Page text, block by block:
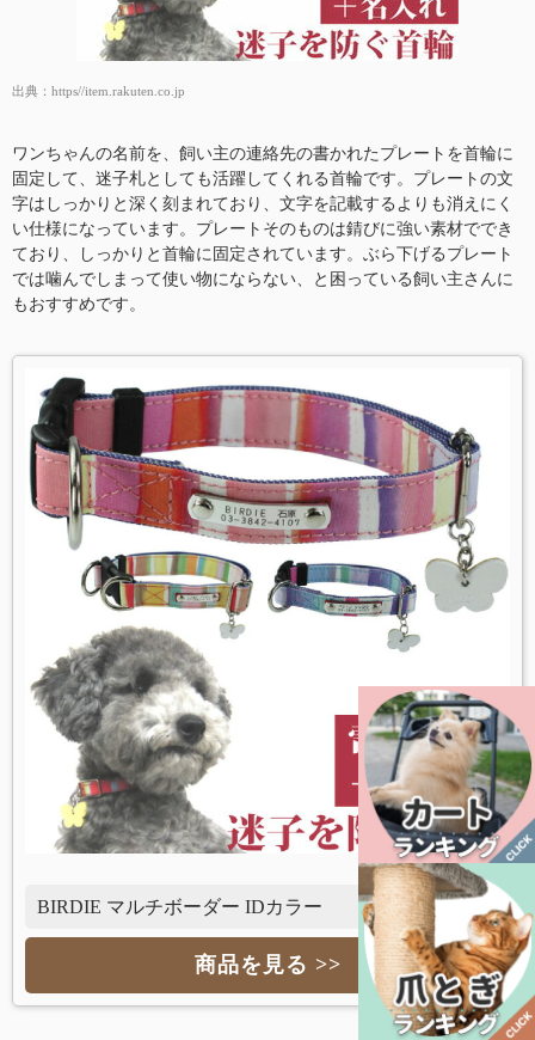
出典： https//item.rakuten.co.jp
ワンちゃんの名前を、飼い主の連絡先の書かれたプレートを首輪に
固定して、迷子札としても活躍してくれる首輪です。プレートの文
字はしっかりと深く刻まれており、文字を記載するよりも消えにく
い仕様になっています。プレートそのものは錆びに強い素材ででき
ており、しっかりと首輪に固定されています。ぶら下げるプレート
では噛んでしまって使い物にならない、と困っている飼い主さんに
もおすすめです。
BIRDIE マルチボーダー IDカラー
商品を見る >>